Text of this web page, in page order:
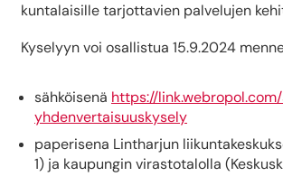
kuntalaisille tarjottavien palvelujen
Kyselyyn voi osallistua 15.9.2024
sähköisenä https://
yhdenvertaisuuskysely
paperisena Lintharjun
1) ja kaupungin virastotalolla